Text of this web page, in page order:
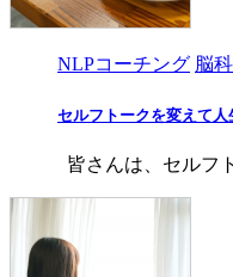
NLPコーチング 脳
セルフトークを変えて人
皆さんは、セルフ